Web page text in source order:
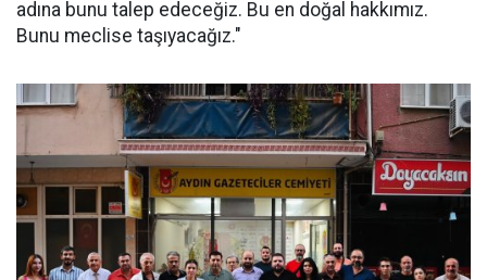
adına bunu talep edeceğiz. Bu en doğal hakkımız.
Bunu meclise taşıyacağız."